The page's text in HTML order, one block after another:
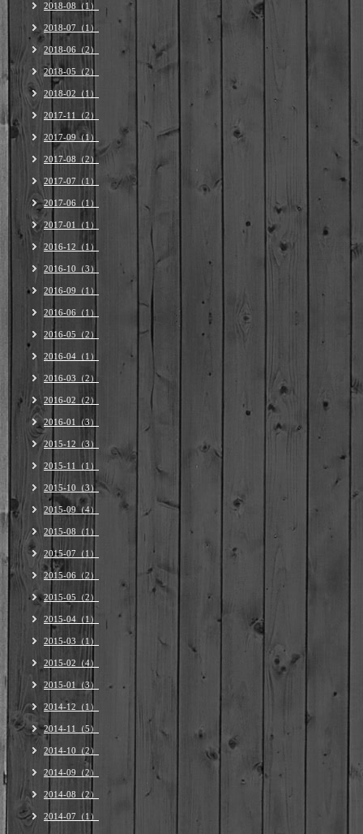
2018-08（1）
2018-07（1）
2018-06（2）
2018-05（2）
2018-02（1）
2017-11（2）
2017-09（1）
2017-08（2）
2017-07（1）
2017-06（1）
2017-01（1）
2016-12（1）
2016-10（3）
2016-09（1）
2016-06（1）
2016-05（2）
2016-04（1）
2016-03（2）
2016-02（2）
2016-01（3）
2015-12（3）
2015-11（1）
2015-10（3）
2015-09（4）
2015-08（1）
2015-07（1）
2015-06（2）
2015-05（2）
2015-04（1）
2015-03（1）
2015-02（4）
2015-01（3）
2014-12（1）
2014-11（5）
2014-10（2）
2014-09（2）
2014-08（2）
2014-07（1）